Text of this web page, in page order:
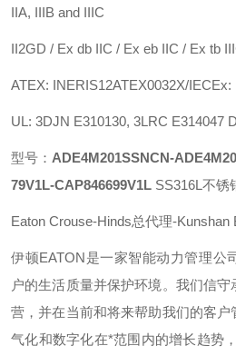
IIA, IIIB and IIIC
II2GD / Ex db IIC / Ex eb IIC / Ex tb
ATEX: INERIS12ATEX0032X/
UL: 3DJN E310130, 3LRC E314047
型号： ADE4M201SSNCN-
79V1L-CAP846699V1L SS316L不锈
Eaton Crouse-Hinds总代理-Kunshan
伊顿EATON是一家智能动力管理公
户的生活质量并保护环境。我们信
营，并在当前和将来帮助我们的客
气化和数字化在*范围内的增长趋势